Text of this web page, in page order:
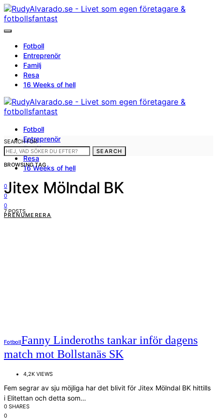
Fotboll
Entreprenör
Familj
Resa
16 Weeks of hell
Fotboll
Entreprenör
Familj
Resa
16 Weeks of hell
0
0
0
PRENUMERERA
SEARCH FOR:
SEARCH
BROWSING TAG
Jitex Mölndal BK
7 POSTS
FotbollFanny Linderoths tankar inför dagens
match mot Bollstanäs SK
4,2K VIEWS
Fem segrar av sju möjliga har det blivit för Jitex Mölndal BK hittills
i Elitettan och detta som…
0 SHARES
0